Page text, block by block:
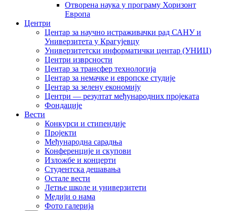
Отворена наука у програму Хоризонт
Европа
Центри
Центар за научно истраживачки рад САНУ и
Универзитета у Крагујевцу
Универзитетски информатички центар (УНИЦ)
Центри изврсности
Центар за трансфер технологија
Центар за немачке и европске студије
Центар за зелену економију
Центри — резултат међународних пројеката
Фондације
Вести
Конкурси и стипендије
Пројекти
Међународна сарадња
Конференције и скупови
Изложбе и концерти
Студентска дешавања
Остале вести
Летње школе и универзитети
Медији о нама
Фото галерија